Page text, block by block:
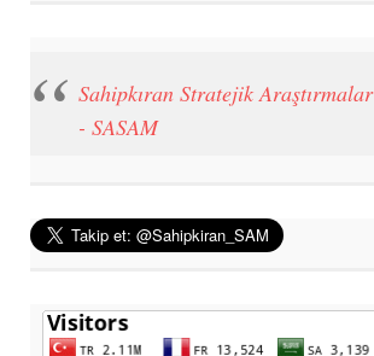
Sahipkıran Stratejik
- SASAM